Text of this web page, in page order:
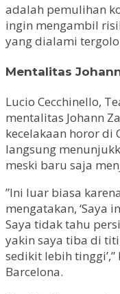
adalah pemulihan
ingin mengambil
yang dialami
Mentalitas
Lucio Cecchinello,
mentalitas Johann
kecelakaan horor di
langsung
meski baru saja
”Ini luar biasa
mengatakan, ‘Saya
Saya tidak tahu
yakin saya tiba di
sedikit lebih
Barcelona.